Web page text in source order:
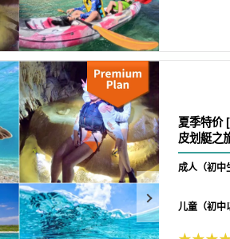
夏季特价
皮划艇之
成人（初中
儿童（初中